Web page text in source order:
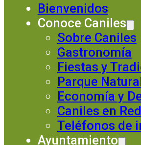
Bienvenidos
Conoce Caniles
Sobre Caniles
Gastronomía
Fiestas y
Parque
Economía y
Caniles en
Teléfonos de
Ayuntamiento